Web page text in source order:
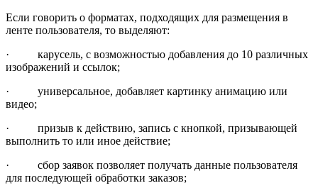
Если говорить о форматах, подходящих для размещения в
ленте пользователя, то выделяют:
· карусель, с возможностью добавления до 10 различных
изображений и ссылок;
· универсальное, добавляет картинку анимацию или
видео;
· призыв к действию, запись с кнопкой, призывающей
выполнить то или иное действие;
· сбор заявок позволяет получать данные пользователя
для последующей обработки заказов;